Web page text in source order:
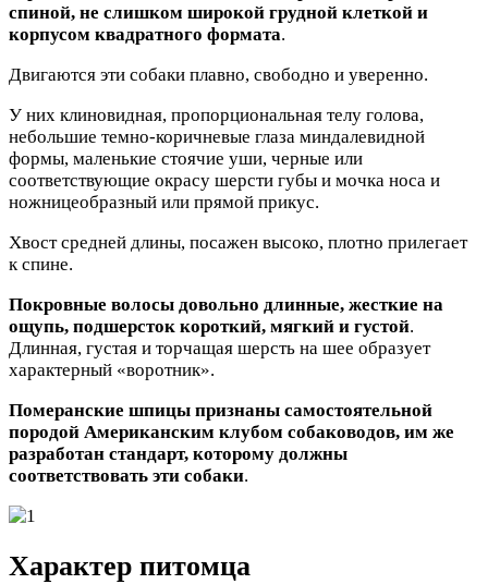
спиной, не слишком широкой грудной клеткой и
корпусом квадратного формата.
Двигаются эти собаки плавно, свободно и уверенно.
У них клиновидная, пропорциональная телу голова,
небольшие темно-коричневые глаза миндалевидной
формы, маленькие стоячие уши, черные или
соответствующие окрасу шерсти губы и мочка носа и
ножницеобразный или прямой прикус.
Хвост средней длины, посажен высоко, плотно прилегает
к спине.
Покровные волосы довольно длинные, жесткие на
ощупь, подшерсток короткий, мягкий и густой.
Длинная, густая и торчащая шерсть на шее образует
характерный «воротник».
Померанские шпицы признаны самостоятельной
породой Американским клубом собаководов, им же
разработан стандарт, которому должны
соответствовать эти собаки.
Характер питомца